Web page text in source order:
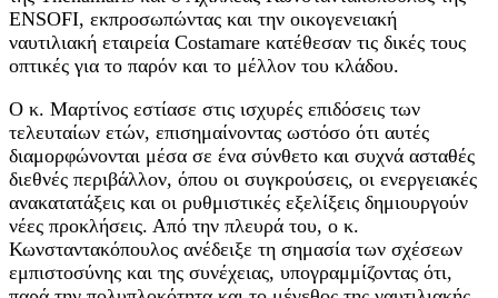
ΕΝSOFI, εκπροσωπώντας και την οικογενειακή
ναυτιλιακή εταιρεία Costamare κατέθεσαν τις δικές τους
οπτικές για το παρόν και το μέλλον του κλάδου.
Ο κ. Μαρτίνος εστίασε στις ισχυρές επιδόσεις των
τελευταίων ετών, επισημαίνοντας ωστόσο ότι αυτές
διαμορφώνονται μέσα σε ένα σύνθετο και συχνά ασταθές
διεθνές περιβάλλον, όπου οι συγκρούσεις, οι ενεργειακές
ανακατατάξεις και οι ρυθμιστικές εξελίξεις δημιουργούν
νέες προκλήσεις. Από την πλευρά του, ο κ.
Κωνσταντακόπουλος ανέδειξε τη σημασία των σχέσεων
εμπιστοσύνης και της συνέχειας, υπογραμμίζοντας ότι,